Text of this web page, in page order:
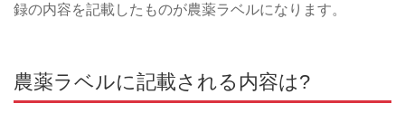
録の内容を記載したものが農薬ラベルになります。
農薬ラベルに記載される内容は?